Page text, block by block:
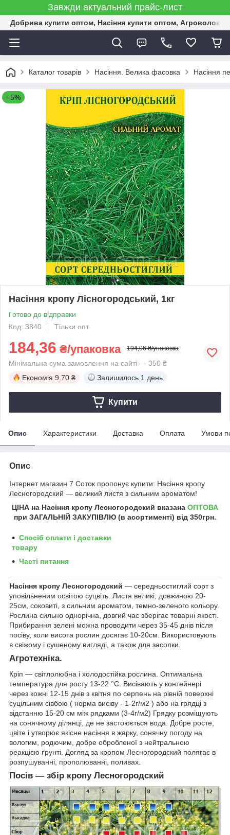
Завжди актуальний прайс-лист
Добрива купити оптом, Насіння купити оптом,
Каталог товарів Насіння. Велика фасовка Насіння
–5%
Насіння кропу Лісногородський, 1кг
Готово до відправки
Код: 3840
Тільки опт
184,36 ₴/упаковка 194,06 ₴/упаковка
Мінімальна сума замовлення на сайті — 350 ₴
Економія 9.70 ₴ Залишилось 1 день
Купити
Опис Характеристики Доставка Оплата Умови
Опис
Інтернет магазин 7 Соток пропонує купити: Насіння кропу
Лесногородский ― великий листя з сильним ароматом!
ЦІНА на Насіння кропу Лесногородский вказана ОПТОВА
при ЗАГАЛЬНІЙ ЗАКУПІВЛЮ (в асортименті) від 350грн.
Спосіб оплати і доставки
товару
Часті питання
Насіння кропу Лесногородский ― середньостиглий сорт з
уповільненим освітою суцвіть. Листя великі, довжиною 20-
25см, соковиті, з сильним ароматом, темно-зеленого кольору.
Рослина сильно однорічна, довгий час зберігає товарні якості.
Прибирання зелені можна проводити через 35-45 днів після
посіву, коли висота рослин досягає 10-20см. Використовують
в свіжому і сушеному вигляді, а також для засолки.
Агротехніка.
Кріп ― світлолюбна і холодостійка рослина. Оптимальна
температура для росту 13-22 °С. Висівають у контейнері
через кожні 12-15 днів з квітня по серпень на рівній поверхні
суцільним сівбою ( норма висіву - 1-2г/м2 ) або на грядці з
відстанню 15-20 см між рядками (3-4г/м2) Грядку розміщують
на сонячному ділянці, де не застоюється вода. Добре росте,
цвіте і утворює якісне насіння в жарку, сонячну погоду на
вологим, родючим, добре обробленої з нейтральною
реакцією ґрунті. Догляд за кропом Лесногородский полягає в
розпушуванні, прополюванні, поливах.
Посів ― збір кропу Лесногородский